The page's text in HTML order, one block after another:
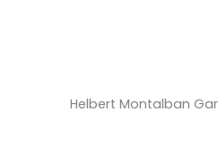
Helbert Montalban